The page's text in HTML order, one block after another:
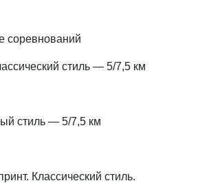
соревнований
стиль — 5/7,5 км
стиль — 5/7,5 км
Классический стиль.